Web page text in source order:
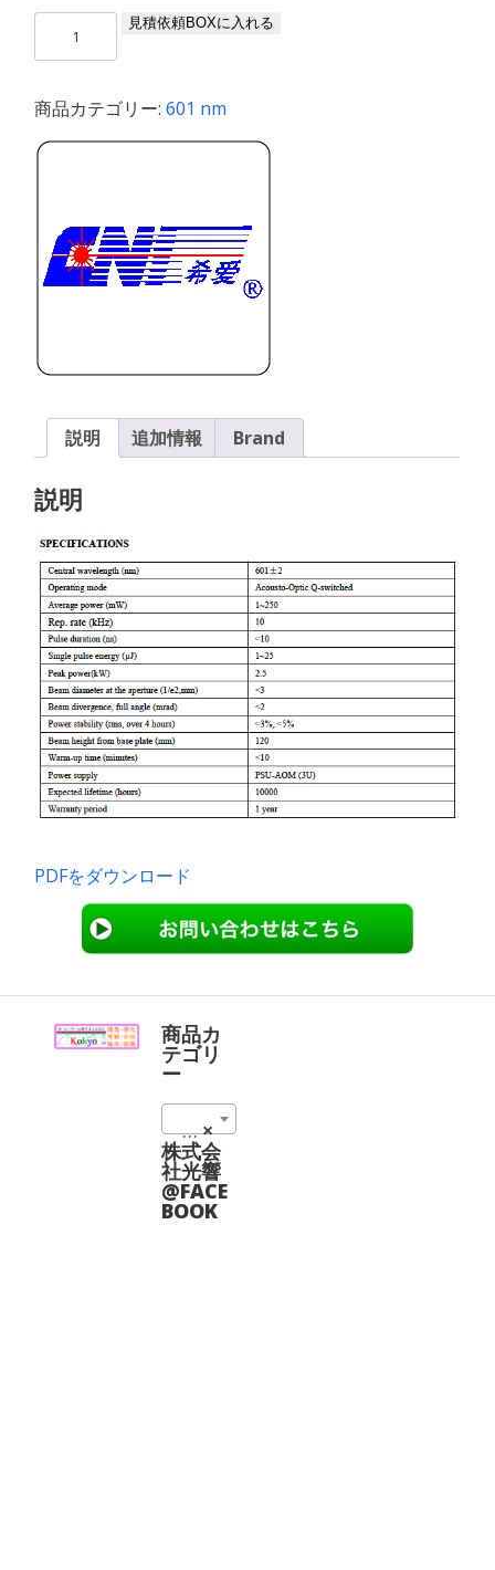
/
1~25μJ/
1-
見積依頼BOXに入れる
商品カテゴリー:601 nm
説明 追加情報 Brand
説明
PDFをダウンロード
商品カ
テゴリ
ー
×
601 nm (1)
株式会
社光響
@FACE
BOOK